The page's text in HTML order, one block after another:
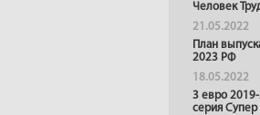
Человек
21.05.2022
План
2023 РФ
18.05.2022
3 евро
серия